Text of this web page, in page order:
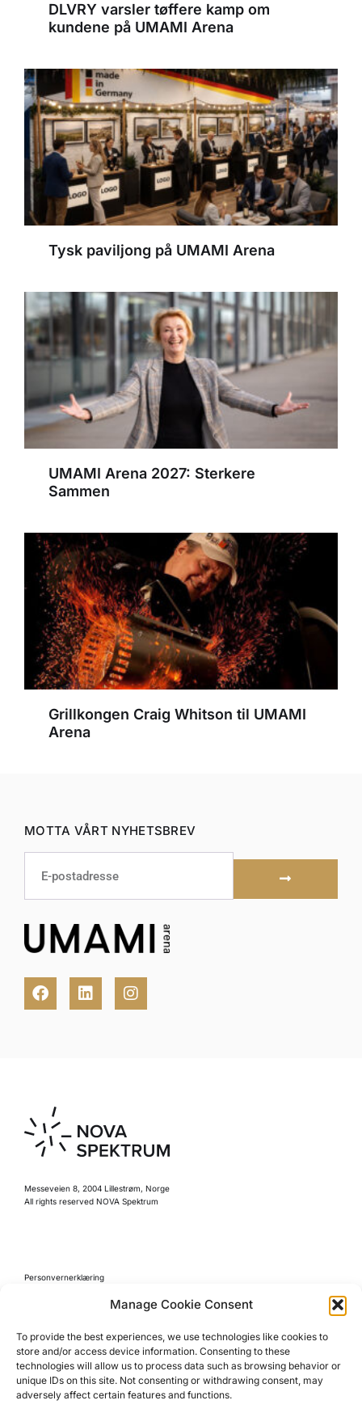
Manage Cookie Consent
To provide the best experiences, we use technologies like cookies to
store and/or access device information. Consenting to these
technologies will allow us to process data such as browsing behavior or
unique IDs on this site. Not consenting or withdrawing consent, may
adversely affect certain features and functions.
DLVRY varsler tøffere kamp om
kundene på UMAMI Arena
Tysk paviljong på UMAMI Arena
UMAMI Arena 2027: Sterkere
Sammen
Grillkongen Craig Whitson til UMAMI
Arena
MOTTA VÅRT NYHETSBREV
Messeveien 8, 2004 Lillestrøm, Norge
All rights reserved NOVA Spektrum
Personvernerklæring
Cookie Policy (EU)